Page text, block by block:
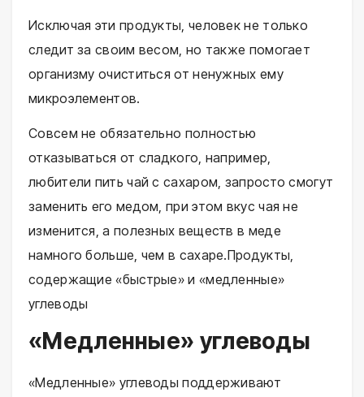
Исключая эти продукты, человек не только
следит за своим весом, но также помогает
организму очиститься от ненужных ему
микроэлементов.
Совсем не обязательно полностью
отказываться от сладкого, например,
любители пить чай с сахаром, запросто смогут
заменить его медом, при этом вкус чая не
изменится, а полезных веществ в меде
намного больше, чем в сахаре.Продукты,
содержащие «быстрые» и «медленные»
углеводы
«Медленные» углеводы
«Медленные» углеводы поддерживают